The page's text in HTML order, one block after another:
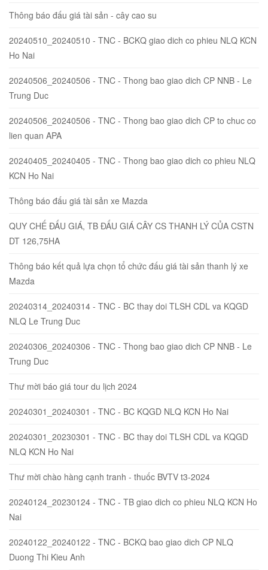
Thông báo đấu giá tài sản - cây cao su
20240510_20240510 - TNC - BCKQ giao dich co phieu NLQ KCN
Ho Nai
20240506_20240506 - TNC - Thong bao giao dich CP NNB - Le
Trung Duc
20240506_20240506 - TNC - Thong bao giao dich CP to chuc co
lien quan APA
20240405_20240405 - TNC - Thong bao giao dich co phieu NLQ
KCN Ho Nai
Thông báo đấu giá tài sản xe Mazda
QUY CHẾ ĐẤU GIÁ, TB ĐẤU GIÁ CÂY CS THANH LÝ CỦA CSTN
DT 126,75HA
Thông báo kết quả lựa chọn tổ chức đấu giá tài sản thanh lý xe
Mazda
20240314_20240314 - TNC - BC thay doi TLSH CDL va KQGD
NLQ Le Trung Duc
20240306_20240306 - TNC - Thong bao giao dich CP NNB - Le
Trung Duc
Thư mời báo giá tour du lịch 2024
20240301_20240301 - TNC - BC KQGD NLQ KCN Ho Nai
20240301_20230301 - TNC - BC thay doi TLSH CDL va KQGD
NLQ KCN Ho Nai
Thư mời chào hàng cạnh tranh - thuốc BVTV t3-2024
20240124_20230124 - TNC - TB giao dich co phieu NLQ KCN Ho
Nai
20240122_20240122 - TNC - BCKQ bao giao dich CP NLQ
Duong Thi Kieu Anh